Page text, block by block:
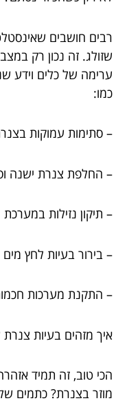
רבים חושבים
שזולג. זה נכון רק
ערימה של כלים וידע
כמו:
– סתימות עמוקות
– החלפת צנרת ישנה
– תיקון נזילות
– בירור בעיות לחץ
– התקנת מערכות
איך מזהים בעיות
הכי טוב, זה תמיד
מוזר בצנרת? כתמים